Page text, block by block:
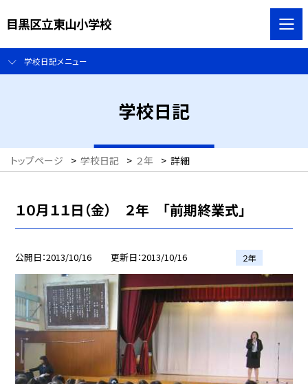
目黒区立東山小学校
学校日記メニュー
学校日記
トップページ > 学校日記 > ２年 > 詳細
１０月１１日（金） ２年 「前期終業式」
公開日 2013/10/16 更新日 2013/10/16 ２年